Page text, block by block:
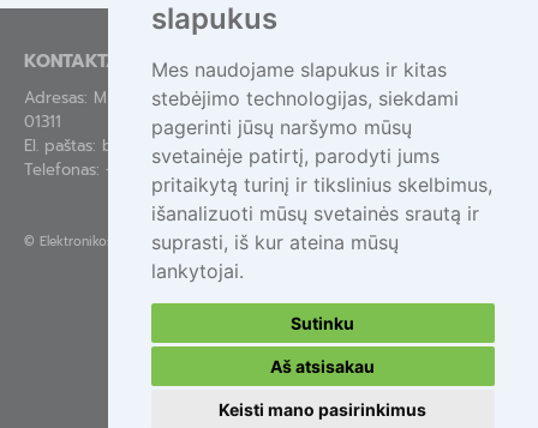
slapukus
Mes naudojame slapukus ir kitas
stebėjimo technologijas, siekdami
pagerinti jūsų naršymo mūsų
svetainėje patirtį, parodyti jums
pritaikytą turinį ir tikslinius skelbimus,
išanalizuoti mūsų svetainės srautą ir
suprasti, iš kur ateina mūsų
lankytojai.
Sutinku
Aš atsisakau
Keisti mano pasirinkimus
KONTAKTAI
Adresas: Mindaugo g. 44-84, Vilnius LT-
01311
El. paštas: bendras@epa.lt
Telefonas: +370 695 55111
© Elektronikos atliekų tvarkymas